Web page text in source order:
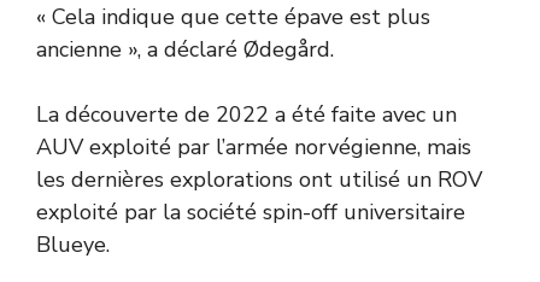
« Cela indique que cette épave est plus
ancienne », a déclaré Ødegård.
La découverte de 2022 a été faite avec un
AUV exploité par l’armée norvégienne, mais
les dernières explorations ont utilisé un ROV
exploité par la société spin-off universitaire
Blueye.